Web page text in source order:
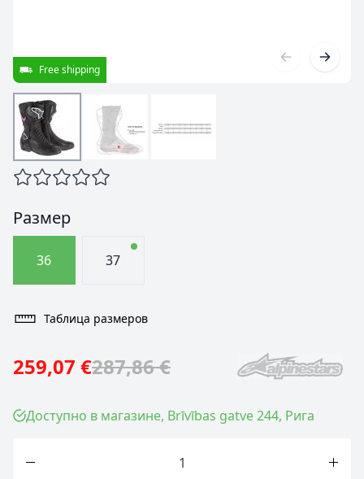
Free shipping
Размер
36 37
Таблица размеров
259,07 €287,86 €
Доступно в магазине, Brīvības gatve 244, Рига